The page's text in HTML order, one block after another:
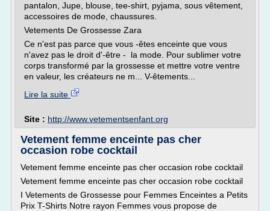
pantalon, Jupe, blouse, tee-shirt, pyjama, sous vêtement,
accessoires de mode, chaussures.
Vetements De Grossesse Zara
Ce n'est pas parce que vous -êtes enceinte que vous
n'avez pas le droit d'-être - la mode. Pour sublimer votre
corps transformé par la grossesse et mettre votre ventre
en valeur, les créateurs ne m... V-êtements...
Lire la suite
Site : http://www.vetementsenfant.org
Vetement femme enceinte pas cher
occasion robe cocktail
Vetement femme enceinte pas cher occasion robe cocktail
Vetement femme enceinte pas cher occasion robe cocktail
I Vetements de Grossesse pour Femmes Enceintes a Petits
Prix T-Shirts Notre rayon Femmes vous propose de